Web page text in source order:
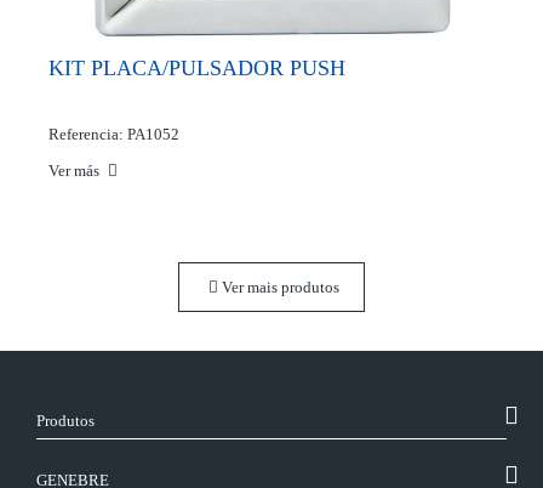
KIT PLACA/PULSADOR PUSH
Referencia: PA1052
Ver más
Ver mais produtos
Produtos
GENEBRE